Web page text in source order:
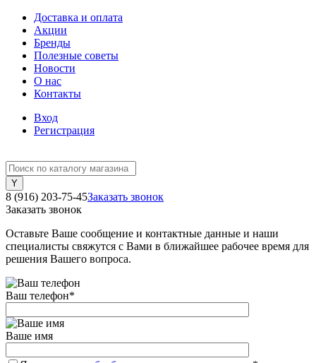
Доставка и оплата
Акции
Бренды
Полезные советы
Новости
О нас
Контакты
Вход
Регистрация
8 (916) 203-75-45Заказать звонок
Заказать звонок
Оставьте Ваше сообщение и контактные данные и наши
специалисты свяжутся с Вами в ближайшее рабочее время для
решения Вашего вопроса.
Ваш телефон*
Ваше имя